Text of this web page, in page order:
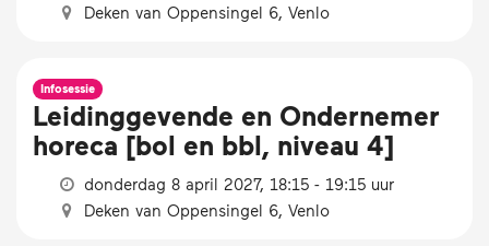
Deken van Oppensingel 6, Venlo
Infosessie
Leidinggevende en Ondernemer
horeca [bol en bbl, niveau 4]
donderdag 8 april 2027, 18:15 - 19:15 uur
Deken van Oppensingel 6, Venlo